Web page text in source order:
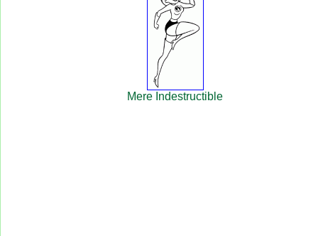
Mere Indestructible